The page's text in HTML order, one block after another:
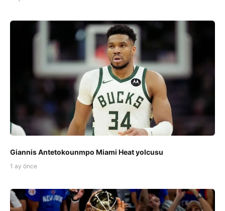
Giannis Antetokounmpo Miami Heat yolcusu
1 ay önce